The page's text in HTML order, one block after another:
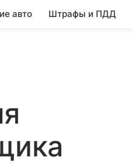
авто Штрафы и ПДД